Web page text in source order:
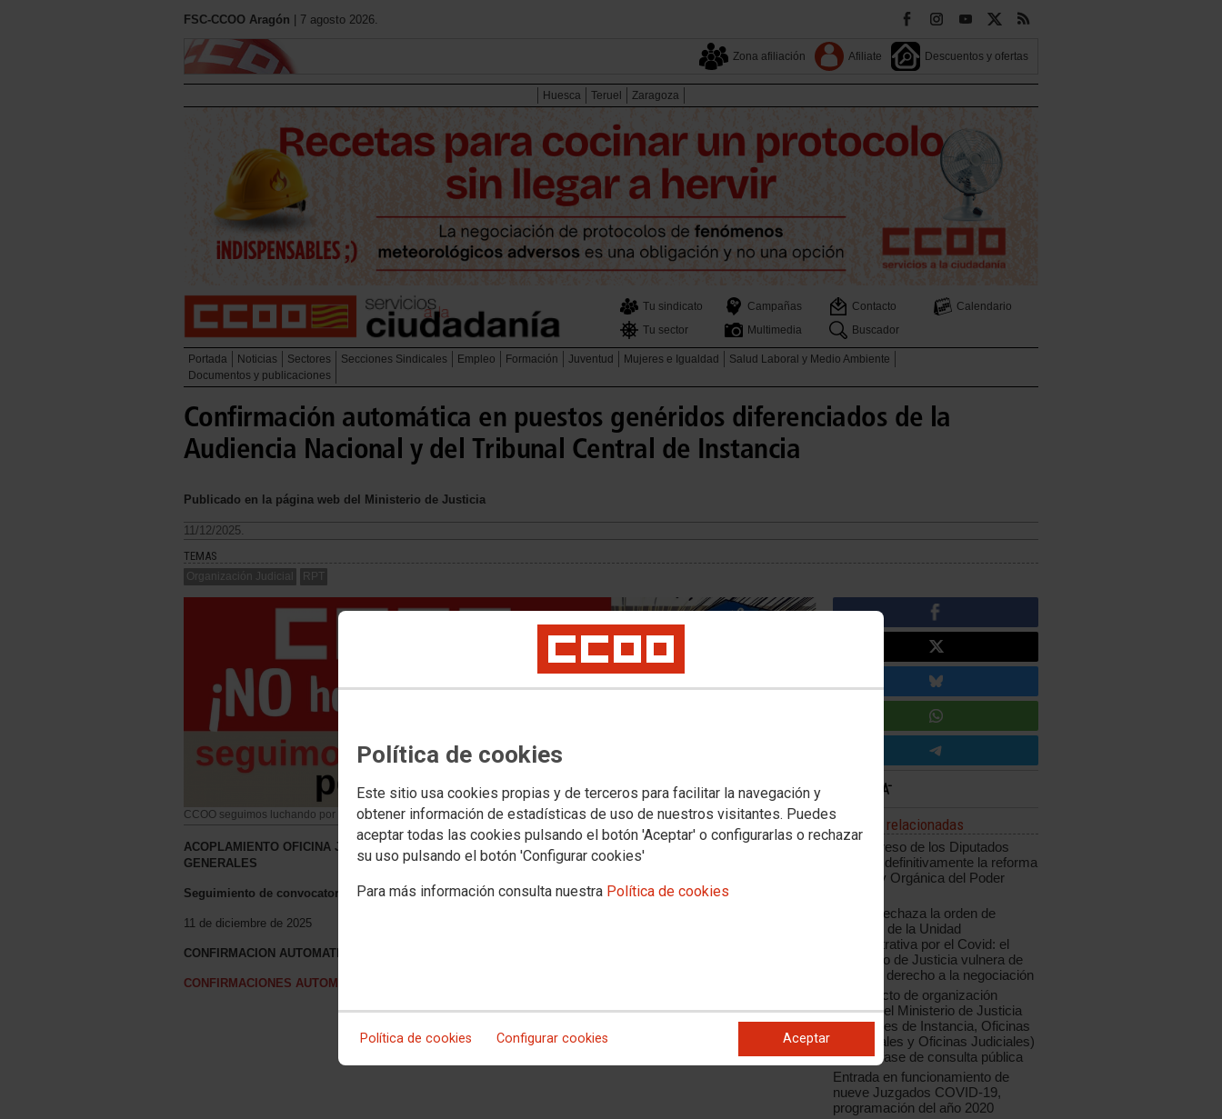
Política de cookies
Este sitio usa cookies propias y de terceros para facilitar la navegación y
obtener información de estadísticas de uso de nuestros visitantes. Puedes
aceptar todas las cookies pulsando el botón 'Aceptar' o configurarlas o rechazar
su uso pulsando el botón 'Configurar cookies'
Para más información consulta nuestra Política de cookies
Política de cookies Configurar cookies Aceptar
FSC-CCOO Aragón | 7 agosto 2026.
Zona afiliación Afiliate Descuentos y ofertas
Huesca Teruel Zaragoza
Tu sindicato Campañas Contacto
Calendario
Tu sector
Multimedia Buscador
Portada Noticias Sectores Secciones Sindicales Empleo Formación Juventud Mujeres e Igualdad
Salud Laboral y Medio Ambiente
Documentos y publicaciones
Confirmación automática en puestos genéridos diferenciados de la
Audiencia Nacional y del Tribunal Central de Instancia
Publicado en la página web del Ministerio de Justicia
11/12/2025.
TEMAS
Organización Judicial RPT
CCOO seguimos luchando por tus derechos
ACOPLAMIENTO OFICINA JUDICIAL AUDIENCIA NACIONAL Y TCI (Tribunal Central de Instancia) CUERPOS
GENERALES
Seguimiento de convocatoria
11 de diciembre de 2025
CONFIRMACION AUTOMATICA PUESTOS GENÉRICOS DIFERENCIADOS
CONFIRMACIONES AUTOMÁTICAS DIFERENCIADOS AN
Noticias relacionadas
El Congreso de los Diputados
aprueba definitivamente la reforma
de la Ley Orgánica del Poder
CCOO rechaza la orden de
creación de la Unidad
Administrativa por el Covid: el
Ministerio de Justicia vulnera de
nuevo el derecho a la negociación
El proyecto de organización
judicial del Ministerio de Justicia
(Tribunales de Instancia, Oficinas
Municipales y Oficinas Judiciales)
está en fase de consulta pública
Entrada en funcionamiento de
nueve Juzgados COVID-19,
programación del año 2020